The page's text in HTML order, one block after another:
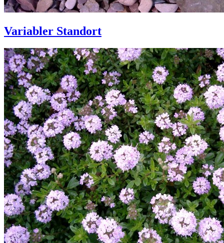
Variabler Standort